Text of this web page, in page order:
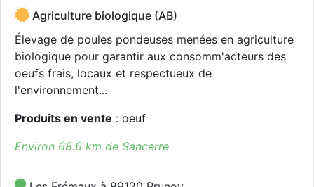
Agriculture biologique (AB)
Élevage de poules pondeuses menées en agriculture
biologique pour garantir aux consomm'acteurs des
oeufs frais, locaux et respectueux de
l'environnement...
Produits en vente : oeuf
Environ 68.6 km de Sancerre